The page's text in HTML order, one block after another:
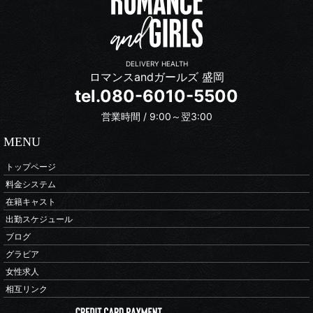
DELIVERY HEALTH
ロマンスandガールズ 盛岡
tel.080-6010-5500
営業時間 / 9:00～翌3:00
MENU
トップページ
料金システム
在籍キャスト
出勤スケジュール
ブログ
グラビア
女性求人
相互リンク